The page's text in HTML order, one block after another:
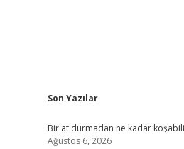
Sidebar
Son Yazılar
Bir at durmadan ne kadar
Ağustos 6, 2026